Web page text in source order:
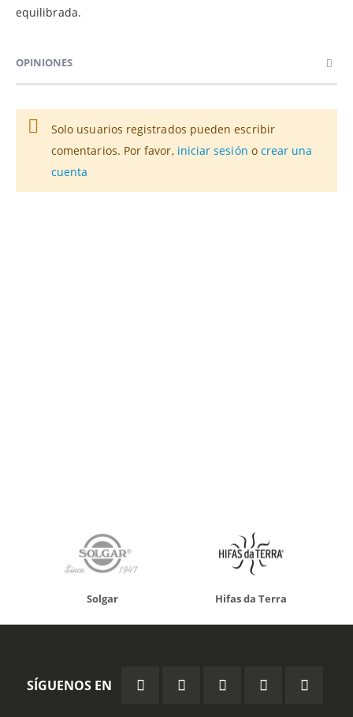
equilibrada.
OPINIONES
Solo usuarios registrados pueden escribir
comentarios. Por favor, iniciar sesión o crear una
cuenta
Solgar Hifas da Terra
SÍGUENOS EN